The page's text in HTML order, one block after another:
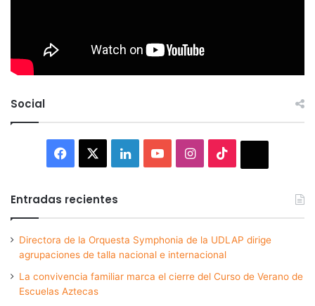
Social
Facebook LinkedInYouTubeInstagram
Entradas recientes
Directora de la Orquesta Symphonia de la UDLAP dirige
agrupaciones de talla nacional e internacional
La convivencia familiar marca el cierre del Curso de Verano de
Escuelas Aztecas